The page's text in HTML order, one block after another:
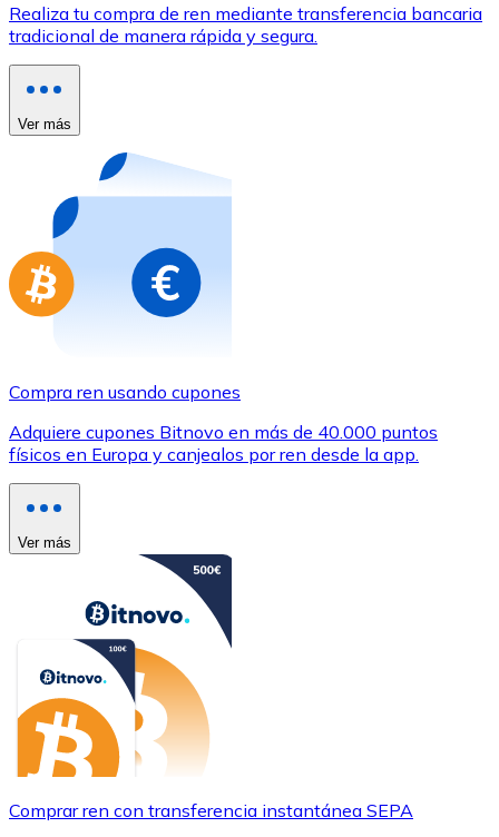
Utiliza tarjetas Visa y Mastercard para comprar
Comprar con tarjeta
Compra tarjetas regalo de tus marcas favoritas con
Ir a la tienda de tarjetas regalo
Realiza tu compra de ren mediante transferencia bancaria
tradicional de manera rápida y segura.
Ver más
Compra ren usando cupones
Adquiere cupones Bitnovo en más de 40.000 puntos
físicos en Europa y canjealos por ren desde la app.
Ver más
Comprar ren con transferencia instantánea SEPA